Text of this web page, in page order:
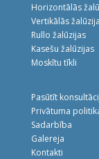
Horizontālās
Vertikālās
Rullo žalūzijas
Kasešu žalūzijas
Moskītu tīkli
Pasūtīt
Privātuma
Sadarbība
Galereja
Kontakti